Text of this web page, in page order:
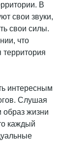
В
свои звуки,
свои силы.
что
территория
интересным
Слушая
образ жизни
каждый